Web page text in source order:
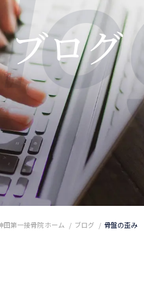
カッ
ブログ
田第一接骨院 ホーム ブログ 骨盤の歪み